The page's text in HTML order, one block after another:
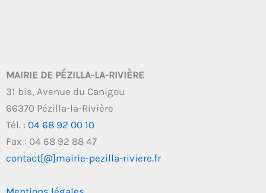
MAIRIE DE PÉZILLA-LA-RIVIÈRE
31 bis, Avenue du Canigou
66370 Pézilla-la-Rivière
Tél. : 04 68 92 00 10
Fax : 04 68 92 88 47
contact[@]mairie-pezilla-riviere.fr